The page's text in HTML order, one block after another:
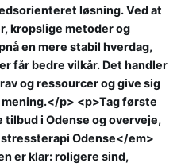
løsning. Ved at
kropslige metoder og
en mere stabil hverdag,
får bedre vilkår. Det handler
og ressourcer og give sig
p> <p>Tag første
i Odense og overveje,
Odense</em>
er klar: roligere sind,